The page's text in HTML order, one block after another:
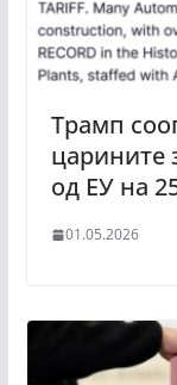
Трамп
царините
од ЕУ на
01.05.2026